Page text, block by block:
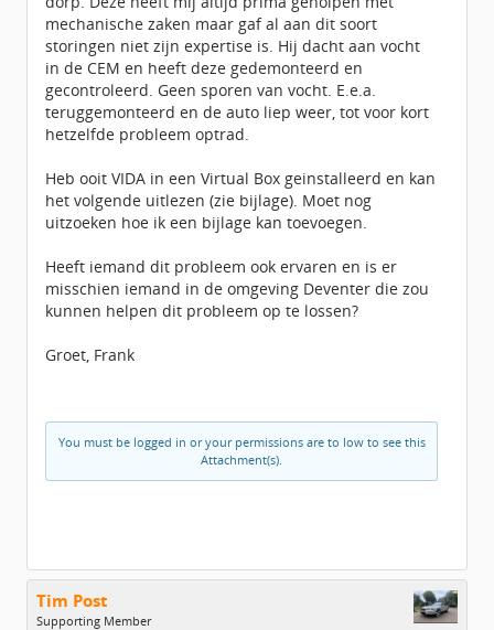
mechanische zaken maar gaf al aan dit soort
storingen niet zijn expertise is. Hij dacht aan vocht
in de CEM en heeft deze gedemonteerd en
gecontroleerd. Geen sporen van vocht. E.e.a.
teruggemonteerd en de auto liep weer, tot voor kort
hetzelfde probleem optrad.
Heb ooit VIDA in een Virtual Box geinstalleerd en kan
het volgende uitlezen (zie bijlage). Moet nog
uitzoeken hoe ik een bijlage kan toevoegen.
Heeft iemand dit probleem ook ervaren en is er
misschien iemand in de omgeving Deventer die zou
kunnen helpen dit probleem op te lossen?
Groet, Frank
You must be logged in or your permissions are to low to see this
Attachment(s).
Tim Post
Supporting Member